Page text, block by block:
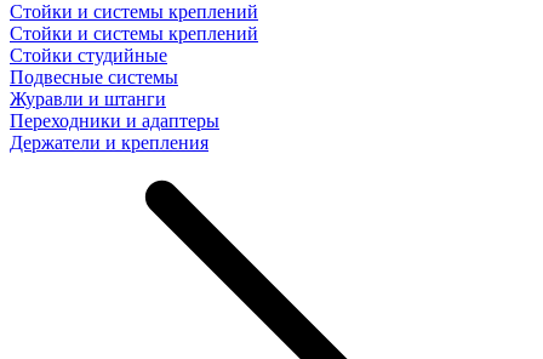
Стойки и системы креплений
Стойки и системы креплений
Стойки студийные
Подвесные системы
Журавли и штанги
Переходники и адаптеры
Держатели и крепления